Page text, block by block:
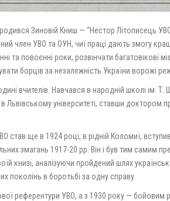
Зиновій Книш — “Нестор Літописець
член УВО та ОУН, чиї праці дають змогу
та повоєнні роки, розвінчати багатовікові
борців за незалежність України ворожі
вчителів. Навчався в народній школі ім. Т.
Львівському університеті, ставши доктором
став ще в 1924 році, в рідній Коломиї,
змагань 1917-20 рр. Він і був тим самим
книзі, аналізуючи пройдений шлях
поколінь в боротьбі за одну справу.
референтури УВО, а з 1930 року — бойовим